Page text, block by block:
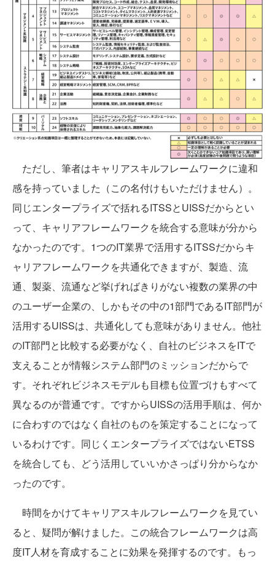
ただし、筆者はキャリアスキルフレームワークに違和
感を持っていました（この名付けもいただけません）。
同じエンタープライズで括れるITSSとUISSだからとい
って、キャリアフレームワークを統合する意味が分から
なかったのです。1つのIT業界で活用するITSSだからキ
ャリアフレームワークを共通化できますが、製造、流
通、製薬、流通など挙げればきりがない複数の業界の中
のユーザー企業の、しかもその中の1部門であるIT部門が
活用するUISSは、共通化しても意味がありません。他社
のIT部門と比較する必要がなく、自社のビジネスをITで
支えることが情報システム部門のミッションだからで
す。それぞれビジネスモデルも目標も位置づけもすべて
異なるのが普通です。ですからUISSの活用手順は、何か
に合わすのではなく自社のものを策定することになって
いるわけです。同じくエンタープライズではないETSS
を統合しても、どう活用していいかさっぱり分からなか
ったのです。
時間をかけてキャリアスキルフレームワークを見てい
ると、疑問が解けました。この統合フレームワークは高
度IT人材を育成することに効果を発揮するのです。もっ